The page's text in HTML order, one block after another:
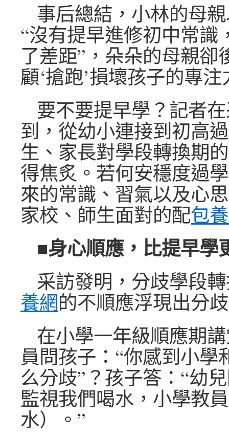
事后總結，小林的母
“沒有提早進修初中常識
了差距”，朵朵的母親卻
顧‘搶跑’損壞孩子的專注
要不要提早學？記者
到，從幼小連接到初高
生、家長對學段轉換期
得焦炙。若何安穩度過
來的常識、習氣以及心
家校、師生面對的配包
■身心順應，比提早學
采訪發明，分歧學段
養網的不順應浮現出分
在小學一年級順應期
員問孩子：“你感到小學
么分歧”？孩子答：“幼
監視我們喝水，小學教
水）。”